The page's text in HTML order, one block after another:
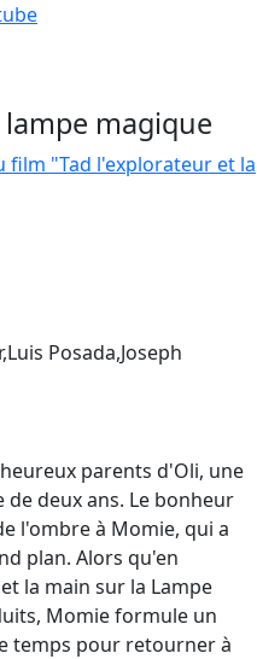
magique
film "Tad l'explorateur et la
Posada,Joseph
parents d'Oli, une
deux ans. Le bonheur
l'ombre à Momie, qui a
plan. Alors qu'en
la main sur la Lampe
Momie formule un
temps pour retourner à